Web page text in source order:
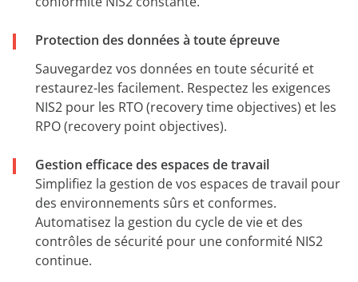
Protection des données à toute épreuve
Sauvegardez vos données en toute sécurité et
restaurez-les facilement. Respectez les exigences
NIS2 pour les RTO (recovery time objectives) et les
RPO (recovery point objectives).
Gestion efficace des espaces de travail
Simplifiez la gestion de vos espaces de travail pour
des environnements sûrs et conformes.
Automatisez la gestion du cycle de vie et des
contrôles de sécurité pour une conformité NIS2
continue.